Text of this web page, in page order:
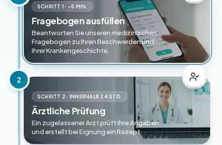
SCHRITT 1 · ~5 MIN.
Fragebogen ausfüllen
Beantworten Sie unseren medizinischen
Fragebogen zu Ihren Beschwerden und
Ihrer Krankengeschichte.
2
SCHRITT 2 · INNERHALB 24 STD.
Ärztliche Prüfung
Ein zugelassener Arzt prüft Ihre Angaben
und erstellt bei Eignung ein Rezept.